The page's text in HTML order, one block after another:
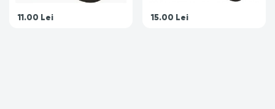
11.00 Lei 15.00 Lei